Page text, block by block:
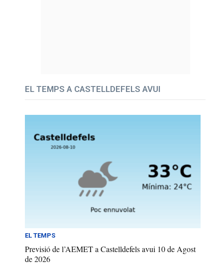
EL TEMPS A CASTELLDEFELS AVUI
EL TEMPS
Previsió de l’AEMET a Castelldefels avui 10 de Agost
de 2026